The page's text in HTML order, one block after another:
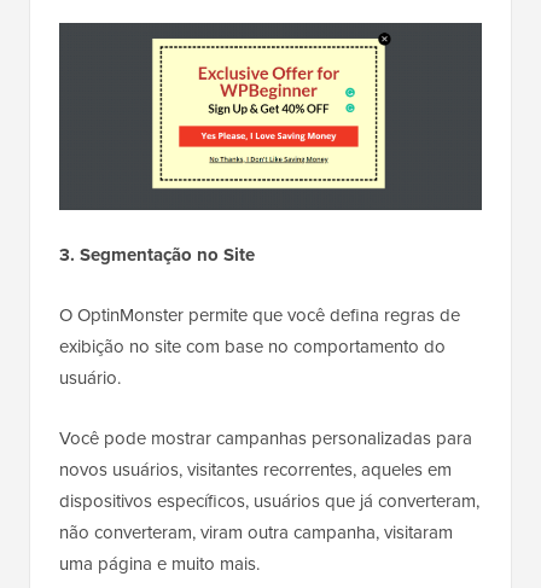
3. Segmentação no Site
O OptinMonster permite que você defina regras de
exibição no site com base no comportamento do
usuário.
Você pode mostrar campanhas personalizadas para
novos usuários, visitantes recorrentes, aqueles em
dispositivos específicos, usuários que já converteram,
não converteram, viram outra campanha, visitaram
uma página e muito mais.